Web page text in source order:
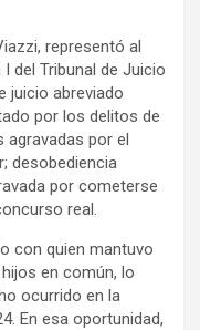
representó al
del Tribunal de Juicio
juicio abreviado
por los delitos de
agravadas por el
desobediencia
por cometerse
real.
con quien mantuvo
en común, lo
ocurrido en la
En esa oportunidad,